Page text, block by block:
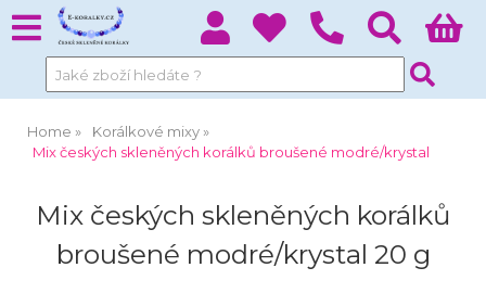
Home
Korálkové mixy
Mix českých skleněných korálků broušené modré/krystal
Mix českých skleněných korálků
broušené modré/krystal 20 g